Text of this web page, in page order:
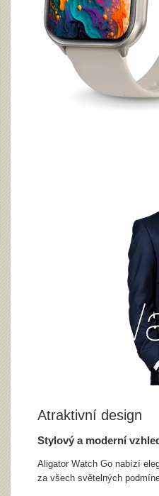
Atraktivní design
Stylový a moderní
Aligator Watch Go nabízí
za všech světelných